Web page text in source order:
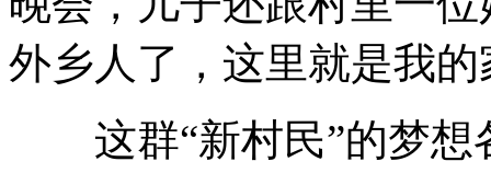
外乡人了，这里就是我的
这群“新村民”的梦想